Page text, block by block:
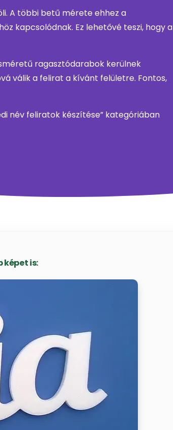
A többi betű mérete ehhez a
kapcsolódnak. Ez lehetővé teszi, hogy a
ragasztódarabok kerülnek
válik a felirat a kívánt felületre. Fontos,
név feliratok készítése” kategóriában
képet is: